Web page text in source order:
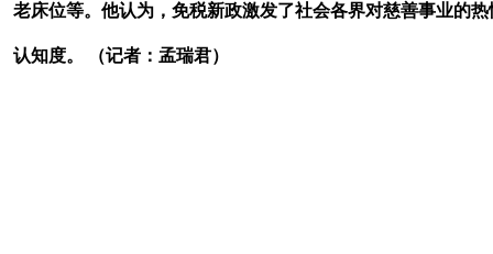
老床位等。他认为，免税新政激发了社会各界对慈善事业的
认知度。 （记者：孟瑞君）